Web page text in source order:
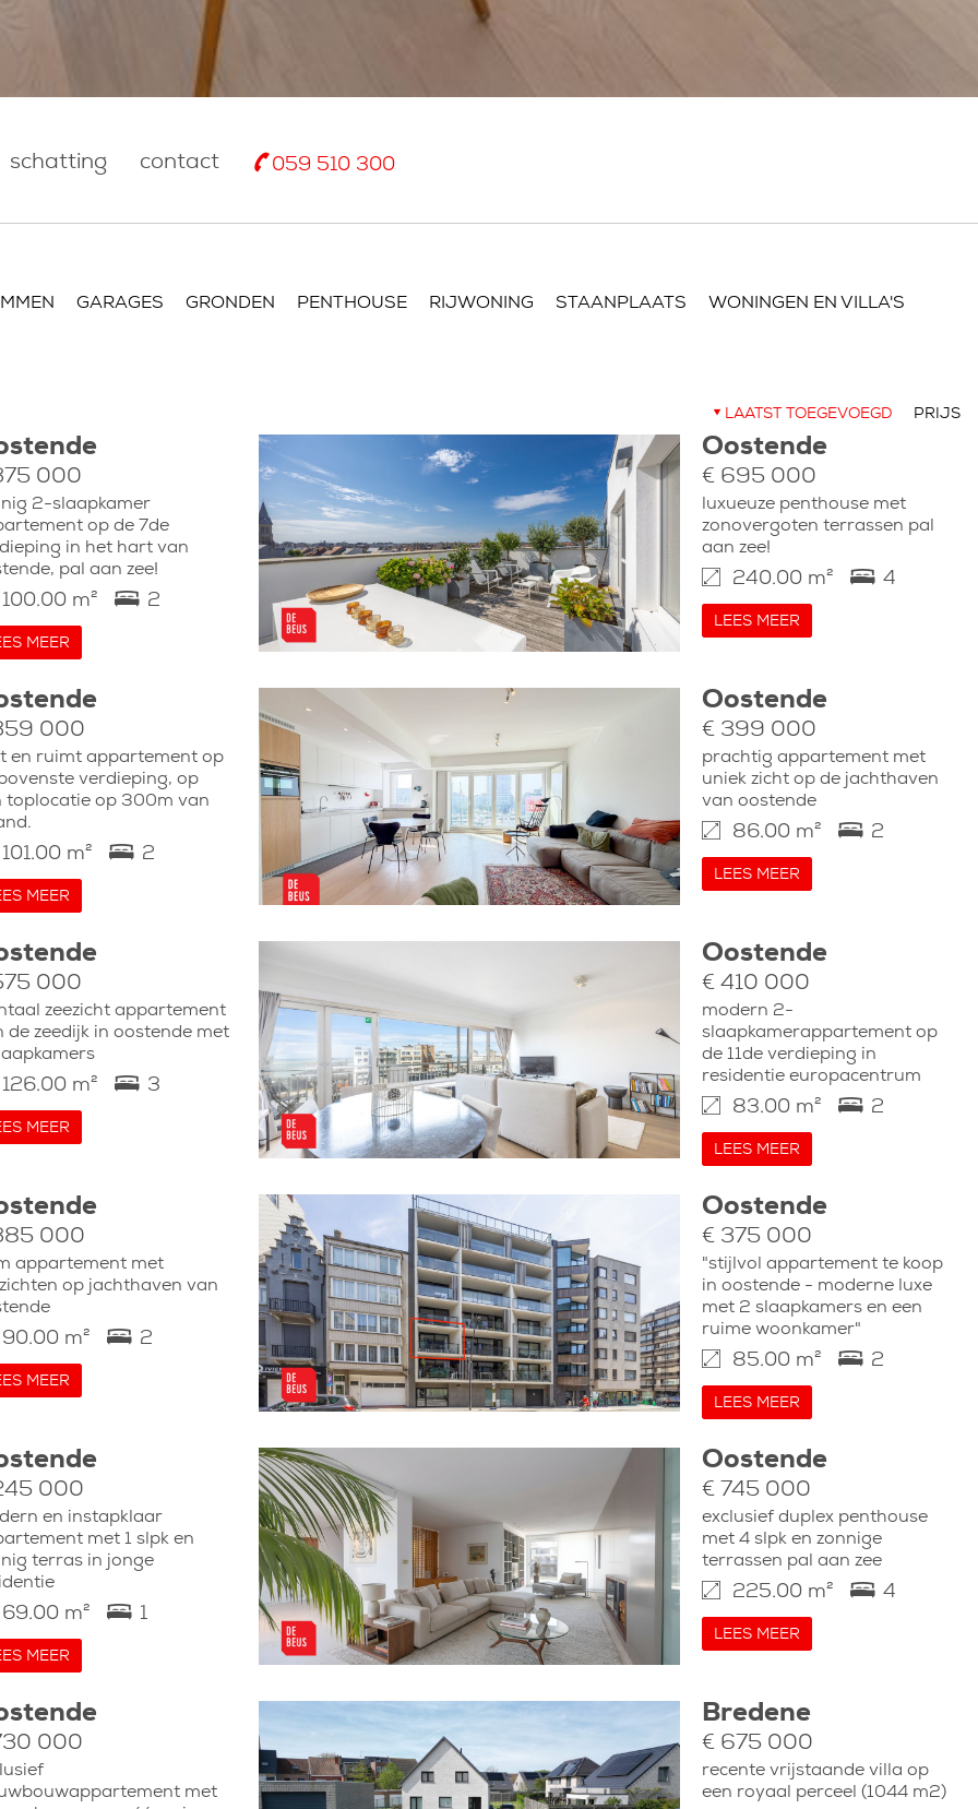
schatting contact 059 510 300
GARAGES GRONDEN PENTHOUSE RIJWONING STAANPLAATS WONINGEN EN VILLA'S
LAATST TOEGEVOEGD PRIJS
000
2-slaapkamer
op de 7de
in het hart van
pal aan zee!
100.00 m² 2
MEER
Oostende
€ 695 000
luxueuze penthouse met
zonovergoten terrassen pal
aan zee!
240.00 m² 4
LEES MEER
000
en ruimt appartement op
verdieping, op
toplocatie op 300m van
101.00 m² 2
MEER
Oostende
€ 399 000
prachtig appartement met
uniek zicht op de jachthaven
van oostende
86.00 m² 2
LEES MEER
000
zeezicht appartement
de zeedijk in oostende met
126.00 m² 3
MEER
Oostende
€ 410 000
modern 2-
slaapkamerappartement op
de 11de verdieping in
residentie europacentrum
83.00 m² 2
LEES MEER
000
appartement met
op jachthaven van
90.00 m² 2
MEER
Oostende
€ 375 000
"stijlvol appartement te koop
in oostende - moderne luxe
met 2 slaapkamers en een
ruime woonkamer"
85.00 m² 2
LEES MEER
000
en instapklaar
met 1 slpk en
terras in jonge
69.00 m² 1
MEER
Oostende
€ 745 000
exclusief duplex penthouse
met 4 slpk en zonnige
terrassen pal aan zee
225.00 m² 4
LEES MEER
000
met
Bredene
€ 675 000
recente vrijstaande villa op
een royaal perceel (1044 m2)